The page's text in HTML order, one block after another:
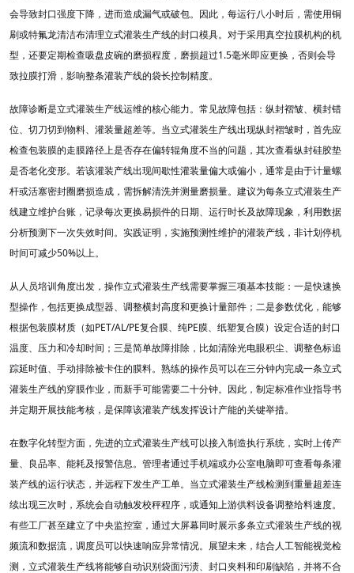
会导致封口强度下降，进而造成漏气或破包。因此，每运行八小时后，需使用铜
刷或特氟龙清洁布清理立式灌装生产线的封口模具。对于采用真空拉膜机构的机
型，还要定期检查吸盘皮碗的磨损程度，磨损超过1.5毫米即应更换，否则会导
致拉膜打滑，影响整条灌装产线的袋长控制精度。
故障诊断是立式灌装生产线运维的核心能力。常见故障包括：纵封褶皱、横封错
位、切刀切到物料、灌装量超差等。当立式灌装生产线出现纵封褶皱时，首先应
检查包装膜的走膜路径上是否存在偏转辊角度不当的问题，其次查看纵封硅胶垫
是否老化变形。若该灌装产线出现间歇性灌装量偏大或偏小，通常是由于计量螺
杆或活塞密封圈磨损造成，需拆解清洗并测量磨损量。建议为每条立式灌装生产
线建立维护台账，记录每次更换易损件的日期、运行时长及故障现象，利用数据
分析预测下一次失效时间。实践证明，实施预测性维护的灌装产线，非计划停机
时间可减少50%以上。
从人员培训角度出发，操作立式灌装生产线需要掌握三项基本技能：一是快速换
型操作，包括更换成型器、调整横封高度和更换计量部件；二是参数优化，能够
根据包装膜材质（如PET/AL/PE复合膜、纯PE 膜、纸塑复合膜）设定合适的封口
温度、压力和冷却时间；三是简单故障排除，比如清除光电眼积尘、调整色标追
踪延时值、手动排除被卡住的膜料。熟练的操作员可以在三分钟内完成一条立式
灌装生产线的穿膜作业，而新手可能需要二十分钟。因此，制定标准作业指导书
并定期开展技能考核，是保障该灌装产线发挥设计产能的关键举措。
在数字化转型方面，先进的立式灌装生产线可以接入制造执行系统，实时上传产
量、良品率、能耗及报警信息。管理者通过手机端或办公室电脑即可查看每条灌
装产线的运行状态，并远程下发生产工单。当立式灌装生产线检测到重量超差连
续出现三次时，系统会自动触发校秤程序，或通知上游供料设备调整给料速度。
有些工厂甚至建立了中央监控室，通过大屏幕同时展示多条立式灌装生产线的视
频流和数据流，调度员可以快速响应异常情况。展望未来，结合人工智能视觉检
测，立式灌装生产线将能够自动识别袋面污渍、封口夹料和印刷缺陷，并将不合